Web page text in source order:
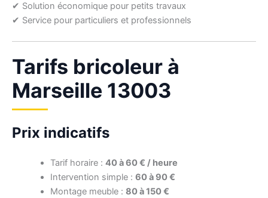
✔ Solution économique pour petits travaux
✔ Service pour particuliers et professionnels
Tarifs bricoleur à
Marseille 13003
Prix indicatifs
Tarif horaire : 40 à 60 € / heure
Intervention simple : 60 à 90 €
Montage meuble : 80 à 150 €